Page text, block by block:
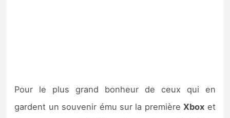
Pour le plus grand bonheur de ceux qui en
gardent un souvenir ému sur la premièreXbox et